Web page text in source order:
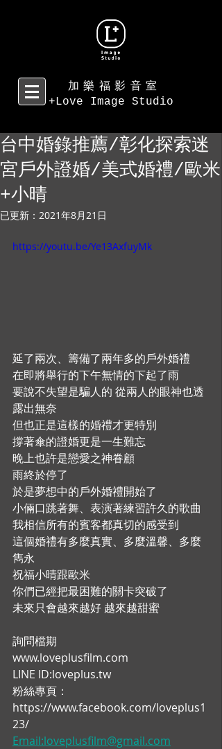
加樂福影音室
+Love Image Studio
台中婚錄推薦/彰化探索迷
宮戶外證婚/美式婚禮/歐米
+小晴
已更新： 2021年8月21日
https://youtu.be/Ye13AxfuyMk
延了兩次、籌備了兩年多的戶外婚禮
在即將舉行的下午無情的下起了雨
要說不失望是騙人的 從兩人的眼神也透
露出無奈
但也正是這樣的婚禮才更特別
撐著傘的證婚更是一生難忘
晚上也許是戀愛之神眷顧
雨終於停了
於是夢想中的戶外婚禮開始了
小倆口跳著舞、表演著練習許久的歌曲
我相信所有的賓客都真切的感受到
這個婚禮有多麼真實、多麼溫馨、多麼
雋永
祝福小晴跟歐米
你們已經把最困難的關卡突破了
未來只會越來越好 越來越甜蜜
詢問檔期
www.loveplusfilm.com
LINE ID:loveplus.tw
粉絲專頁：
https://www.facebook.com/loveplus1
23/
Email:loveplusfilm@gmail.com